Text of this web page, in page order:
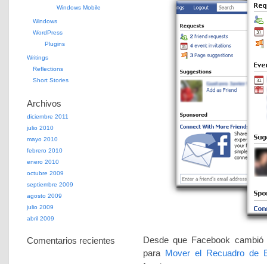
Desde que Facebook
para Mover el Recuadro de
Windows Mobile
Windows
WordPress
Plugins
Writings
Reflections
Short Stories
Archivos
diciembre 2011
julio 2010
mayo 2010
febrero 2010
enero 2010
octubre 2009
septiembre 2009
agosto 2009
julio 2009
abril 2009
Comentarios recientes